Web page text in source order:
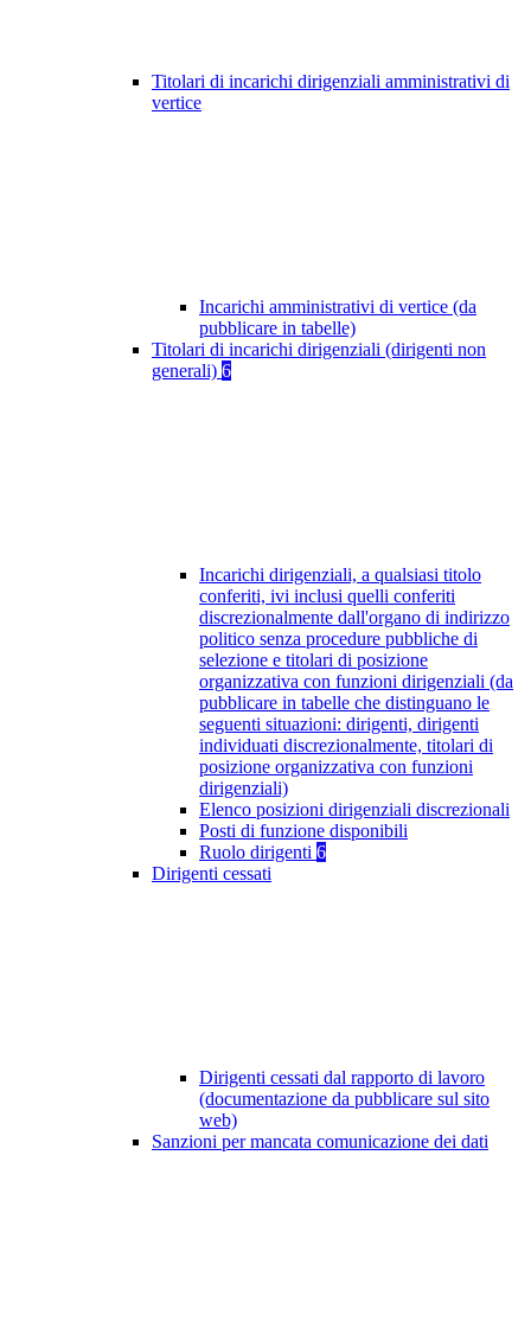
Titolari di incarichi dirigenziali amministrativi di
vertice
Incarichi amministrativi di vertice (da
pubblicare in tabelle)
Titolari di incarichi dirigenziali (dirigenti non
generali) 6
Incarichi dirigenziali, a qualsiasi titolo
conferiti, ivi inclusi quelli conferiti
discrezionalmente dall'organo di indirizzo
politico senza procedure pubbliche di
selezione e titolari di posizione
organizzativa con funzioni dirigenziali (da
pubblicare in tabelle che distinguano le
seguenti situazioni: dirigenti, dirigenti
individuati discrezionalmente, titolari di
posizione organizzativa con funzioni
dirigenziali)
Elenco posizioni dirigenziali discrezionali
Posti di funzione disponibili
Ruolo dirigenti 6
Dirigenti cessati
Dirigenti cessati dal rapporto di lavoro
(documentazione da pubblicare sul sito
web)
Sanzioni per mancata comunicazione dei dati